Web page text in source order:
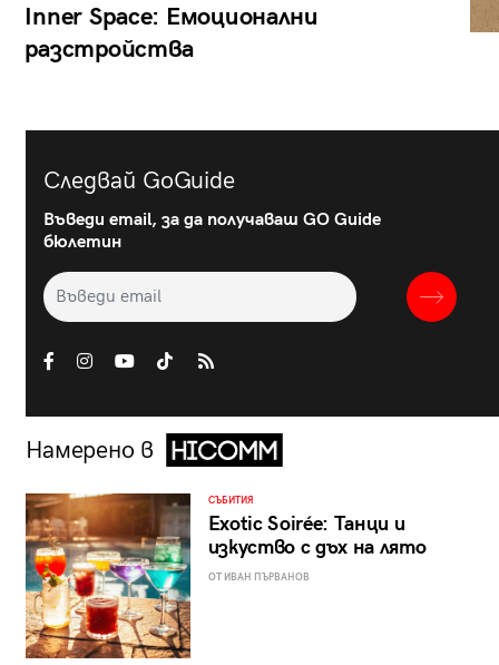
Inner Space: Емоционални
разстройства
Следвай GoGuide
Въведи email, за да получаваш GO Guide
бюлетин
Намерено в
СЪБИТИЯ
Exotic Soirée: Танци и
изкуство с дъх на лято
ОТ ИВАН ПЪРВАНОВ